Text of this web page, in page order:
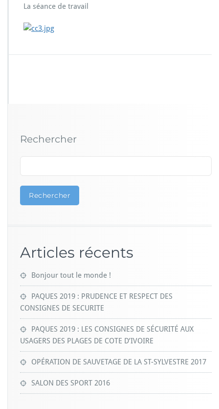
La séance de travail
Rechercher
Rechercher
Articles récents
Bonjour tout le monde !
PAQUES 2019 : PRUDENCE ET RESPECT DES
CONSIGNES DE SECURITE
PAQUES 2019 : LES CONSIGNES DE SÉCURITÉ AUX
USAGERS DES PLAGES DE COTE D’IVOIRE
OPÉRATION DE SAUVETAGE DE LA ST-SYLVESTRE 2017
SALON DES SPORT 2016